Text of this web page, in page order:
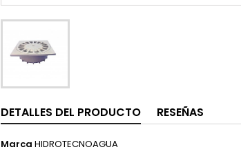
DETALLES DEL PRODUCTO RESEÑAS
Marca HIDROTECNOAGUA